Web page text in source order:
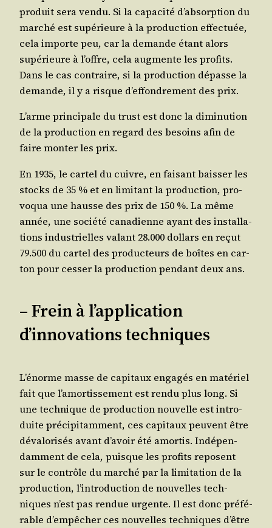
pro­duit sera ven­du. Si la capa­ci­té d’absorption du
mar­ché est supé­rieure à la pro­duc­tion effec­tuée,
cela importe peu, car la demande étant alors
supé­rieure à l’offre, cela aug­mente les pro­fits.
Dans le cas contraire, si la pro­duc­tion dépasse la
demande, il y a risque d’effondrement des prix.
L’arme prin­ci­pale du trust est donc la dimi­nu­tion
de la pro­duc­tion en regard des besoins afin de
faire mon­ter les prix.
En 1935, le car­tel du cuivre, en fai­sant bais­ser les
stocks de 35 % et en limi­tant la pro­duc­tion, pro­
vo­qua une hausse des prix de 150 %. La même
année, une socié­té cana­dienne ayant des ins­tal­la­
tions indus­trielles valant 28.000 dol­lars en reçut
79.500 du car­tel des pro­duc­teurs de boîtes en car­
ton pour ces­ser la pro­duc­tion pen­dant deux ans.
– Frein à l’application
d’innovations techniques
L’énorme masse de capi­taux enga­gés en maté­riel
fait que l’amortissement est ren­du plus long. Si
une tech­nique de pro­duc­tion nou­velle est intro­
duite pré­ci­pi­tam­ment, ces capi­taux peuvent être
déva­lo­ri­sés avant d’avoir été amor­tis. Indé­pen­
dam­ment de cela, puisque les pro­fits reposent
sur le contrôle du mar­ché par la limi­ta­tion de la
pro­duc­tion, l’introduction de nou­velles tech­
niques n’est pas ren­due urgente. Il est donc pré­fé­
rable d’empêcher ces nou­velles tech­niques d’être